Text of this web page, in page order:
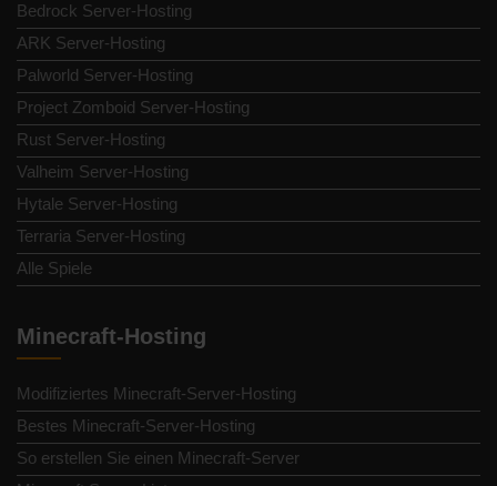
Bedrock Server-Hosting
ARK Server-Hosting
Palworld Server-Hosting
Project Zomboid Server-Hosting
Rust Server-Hosting
Valheim Server-Hosting
Hytale Server-Hosting
Terraria Server-Hosting
Alle Spiele
Minecraft-Hosting
Modifiziertes Minecraft-Server-Hosting
Bestes Minecraft-Server-Hosting
So erstellen Sie einen Minecraft-Server